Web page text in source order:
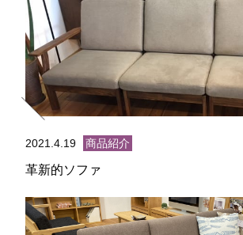
2021.4.19 商品紹介
革新的ソファ